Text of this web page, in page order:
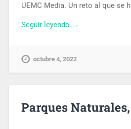
UEMC Media. Un reto al que se
Seguir leyendo →
octubre 4, 2022
Parques